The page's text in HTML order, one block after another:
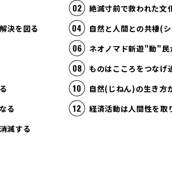
絶滅寸前で救われた文
決を図る
自然と人間との共棲(
ネオノマド新遊"動"民
ものはこころをつなげ
自然(じねん)の生き方
る
滅する